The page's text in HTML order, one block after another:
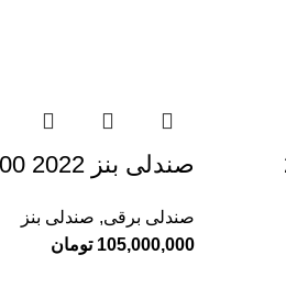
صندلی بنز C300 2022
صندلی برقی, صندلی بنز
105,000,000 تومان